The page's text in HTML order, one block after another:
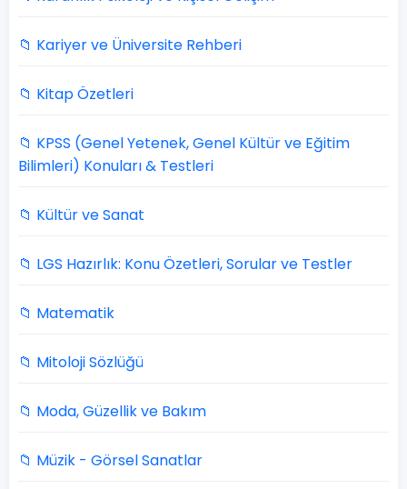
📁 Kariyer ve Üniversite Rehberi
📁 Kitap Özetleri
📁 KPSS (Genel Yetenek, Genel Kültür ve Eğitim
Bilimleri) Konuları & Testleri
📁 Kültür ve Sanat
📁 LGS Hazırlık: Konu Özetleri, Sorular ve Testler
📁 Matematik
📁 Mitoloji Sözlüğü
📁 Moda, Güzellik ve Bakım
📁 Müzik - Görsel Sanatlar